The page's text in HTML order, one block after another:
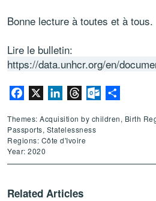
Bonne lecture à toutes et à tous.
Lire le bulletin:
https://data.unhcr.org/en/
Facebook LinkedInThreadsOutlook.com
Themes: Acquisition by children, Birth
Passports, Statelessness
Regions: Côte d'Ivoire
Year: 2020
Related Articles